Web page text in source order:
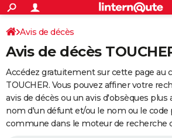
ACTUALITÉS
Politique
Société
Faits Divers
Education
Monde
Villes
+
SPORT
Coupe du monde 2026
Football
Tennis
Cyclisme
Rugby
Forum
Programme TV
TNT
Streaming
Cinéma
Sorties cinéma
Musique
+
FINANCE
Retraite
Epargne
Immobilier
Risques naturels par ville
Banque
Assurance
AUTO
Essais
Réserver un essai
Citadines
Berlines
SUV
Forum auto
+
Avis de décès
Avis de décès
Accédez gratuitement sur cette page au
TOUCHER. Vous pouvez affiner votre
avis de décès ou un avis d'obsèques
nom d'un défunt et/ou le nom ou le code
commune dans le moteur de recherche